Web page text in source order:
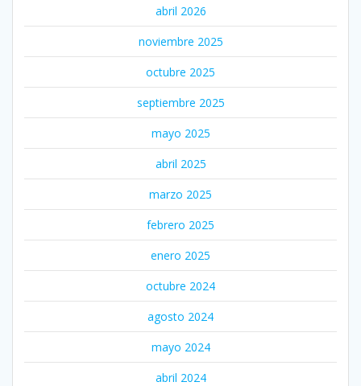
abril 2026
noviembre 2025
octubre 2025
septiembre 2025
mayo 2025
abril 2025
marzo 2025
febrero 2025
enero 2025
octubre 2024
agosto 2024
mayo 2024
abril 2024